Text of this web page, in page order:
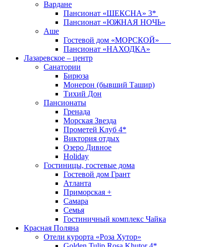
Вардане
Пансионат «ШЕКСНА» 3*
Пансионат «ЮЖНАЯ НОЧЬ»
Аше
Гостевой дом «МОРСКОЙ»
Пансионат «НАХОДКА»
Лазаревское – центр
Санатории
Бирюза
Монерон (бывший Ташир)
Тихий Дон
Пансионаты
Гренада
Морская Звезда
Прометей Клуб 4*
Виктория отдых
Озеро Дивное
Holiday
Гостиницы, гостевые дома
Гостевой дом Грант
Атланта
Приморская +
Самара
Семья
Гостиничный комплекс Чайка
Красная Поляна
Отели курорта «Роза Хутор»